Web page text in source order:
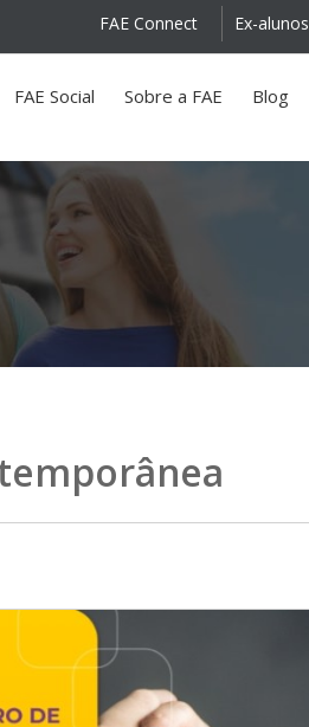
Ex-alunos
FAE Connect
FAE Social Sobre a FAE Blog